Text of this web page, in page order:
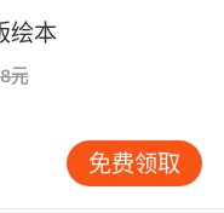
融入教学，使语
码
是文化镜像。美国
Off”规定与欧盟
不同社会对风险管
绘本
元
免费领取